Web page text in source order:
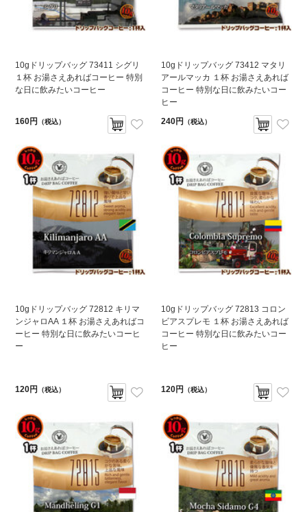
10gドリップバッグ 73411 シグリ
１杯 お湯さえあればコーヒー 特別
な日に飲みたいコーヒー
160円 （税込）
10gドリップバッグ 73412 マタリ
アールマッカ １杯 お湯さえあれば
コーヒー 特別な日に飲みたいコー
ヒー
240円 （税込）
10gドリップバッグ 72812 キリマ
ンジャロAA １杯 お湯さえあればコ
ーヒー 特別な日に飲みたいコーヒ
ー
120円 （税込）
10gドリップバッグ 72813 コロン
ビアスプレモ １杯 お湯さえあれば
コーヒー 特別な日に飲みたいコー
ヒー
120円 （税込）